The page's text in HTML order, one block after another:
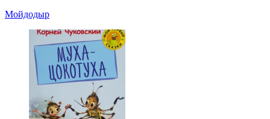
Мойдодыр